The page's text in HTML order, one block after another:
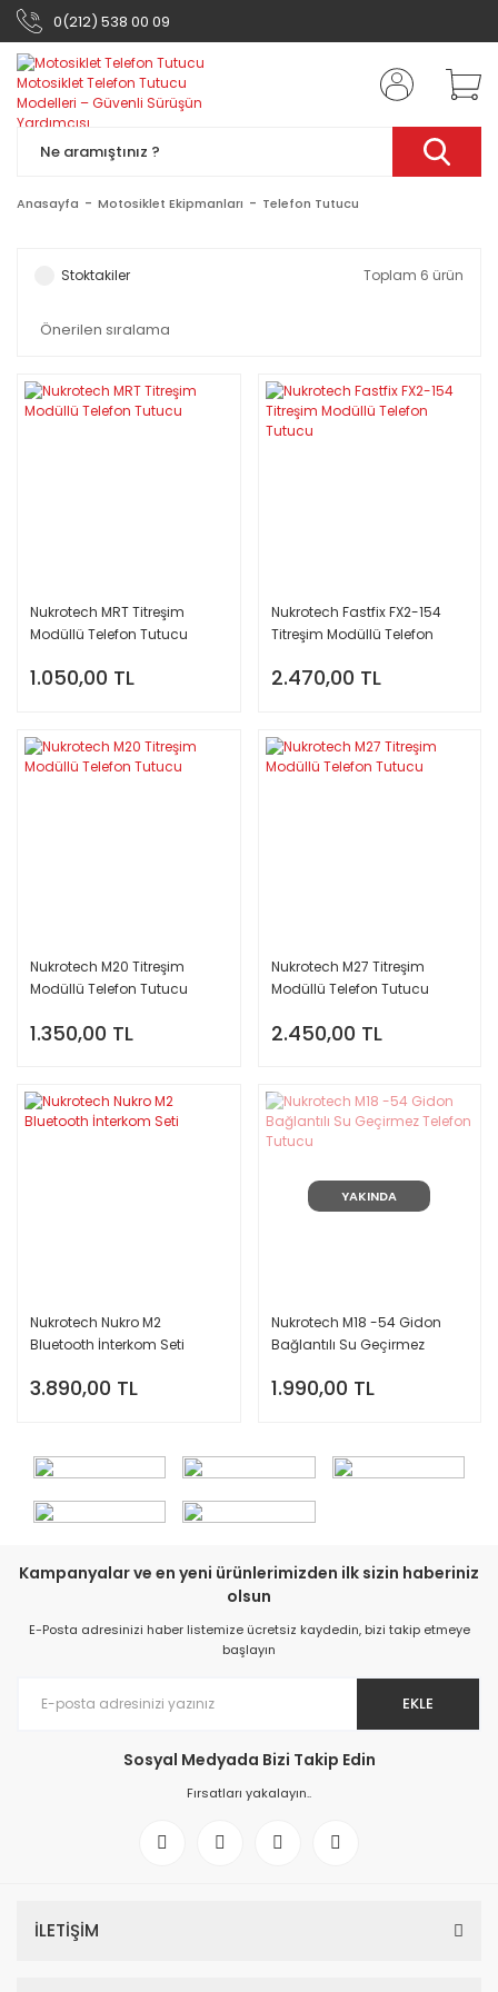
0(212) 538 00 09
Anasayfa Motosiklet Ekipmanları Telefon Tutucu
Stoktakiler Toplam 6 ürün
Nukrotech MRT Titreşim
Modüllü Telefon Tutucu
1.050,00 TL
Nukrotech Fastfix FX2-154
Titreşim Modüllü Telefon
2.470,00 TL
Nukrotech M20 Titreşim
Modüllü Telefon Tutucu
1.350,00 TL
Nukrotech M27 Titreşim
Modüllü Telefon Tutucu
2.450,00 TL
Nukrotech Nukro M2
Bluetooth İnterkom Seti
3.890,00 TL
YAKINDA
Nukrotech M18 -54 Gidon
Bağlantılı Su Geçirmez
1.990,00 TL
Kampanyalar ve en yeni ürünlerimizden ilk sizin haberiniz
olsun
E-Posta adresinizi haber listemize ücretsiz kaydedin, bizi takip etmeye
başlayın
EKLE
Sosyal Medyada Bizi Takip Edin
Fırsatları yakalayın..
İLETİŞİM